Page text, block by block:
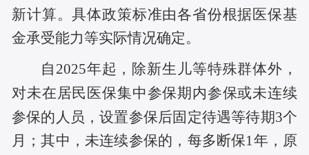
新计算。具体政策标准由各省份根据医保基
金承受能力等实际情况确定。
自2025年起，除新生儿等特殊群体外，
对未在居民医保集中参保期内参保或未连续
参保的人员，设置参保后固定待遇等待期3个
月；其中，未连续参保的，每多断保1年，原